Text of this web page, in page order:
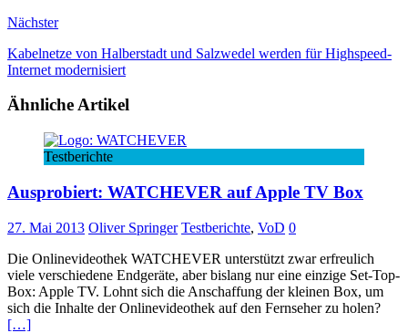
Nächster
Kabelnetze von Halberstadt und Salzwedel werden für Highspeed-
Internet modernisiert
Ähnliche Artikel
Testberichte
Ausprobiert: WATCHEVER auf Apple TV Box
27. Mai 2013 Oliver Springer Testberichte, VoD 0
Die Onlinevideothek WATCHEVER unterstützt zwar erfreulich
viele verschiedene Endgeräte, aber bislang nur eine einzige Set-Top-
Box: Apple TV. Lohnt sich die Anschaffung der kleinen Box, um
sich die Inhalte der Onlinevideothek auf den Fernseher zu holen?
[…]